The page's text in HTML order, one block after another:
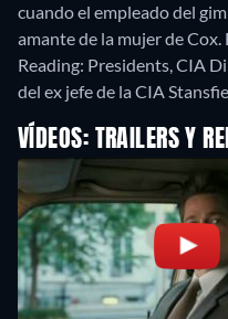
cuando el empleado del
amante de la mujer de
Reading: Presidents, CIA
del ex jefe de la CIA
VÍDEOS: TRAILERS Y